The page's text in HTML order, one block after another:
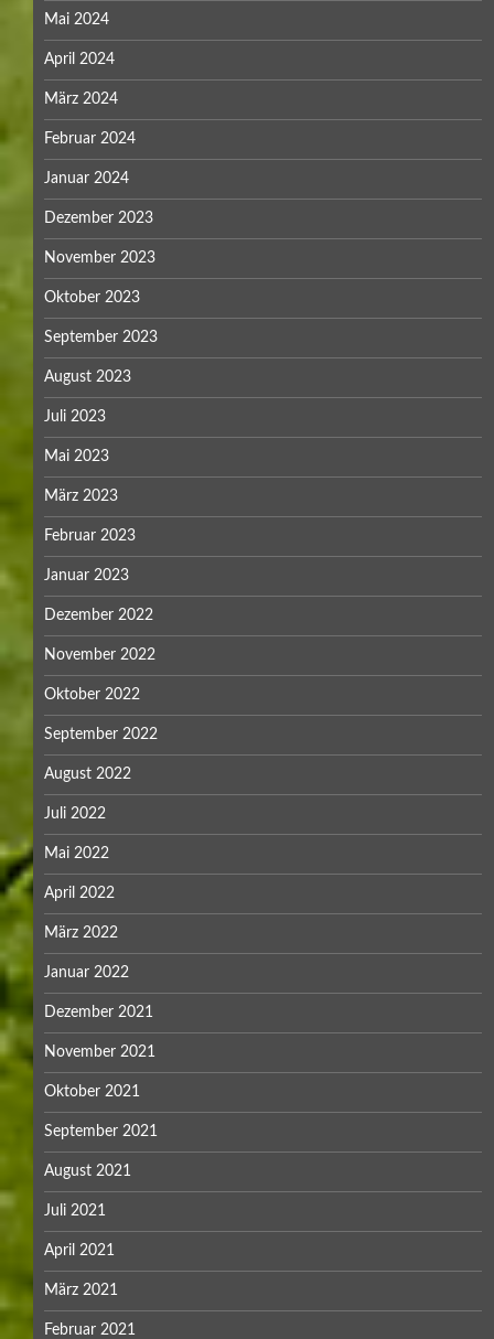
Mai 2024
April 2024
März 2024
Februar 2024
Januar 2024
Dezember 2023
November 2023
Oktober 2023
September 2023
August 2023
Juli 2023
Mai 2023
März 2023
Februar 2023
Januar 2023
Dezember 2022
November 2022
Oktober 2022
September 2022
August 2022
Juli 2022
Mai 2022
April 2022
März 2022
Januar 2022
Dezember 2021
November 2021
Oktober 2021
September 2021
August 2021
Juli 2021
April 2021
März 2021
Februar 2021